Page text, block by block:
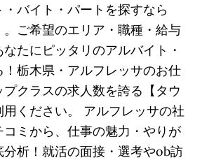
バイト・パートを探すなら
。ご希望のエリア・職種・給与
たにピッタリのアルバイト・
栃木県・アルフレッサのお仕
クラスの求人数を誇る【タウ
ください。 アルフレッサの社
コミから、仕事の魅力・やりが
析！就活の面接・選考やob訪